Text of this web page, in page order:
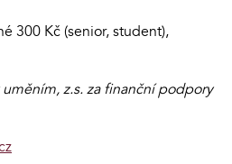
300 Kč (senior, student),
z.s. za finanční podpory